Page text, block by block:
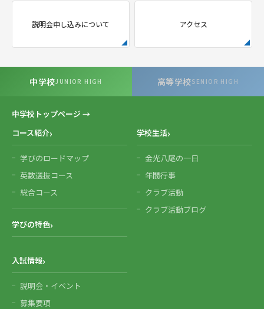
説明会申し込みについて アクセス
中学校JUNIOR HIGH 高等学校SENIOR HIGH
中学校トップページ →
コース紹介
学びのロードマップ
英数選抜コース
総合コース
学びの特色
学校生活
金光八尾の一日
年間行事
クラブ活動
クラブ活動ブログ
入試情報
説明会・イベント
募集要項